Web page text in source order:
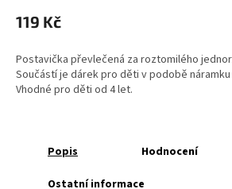
119 Kč
Postavička převlečená za roztomilého
Součástí je dárek pro děti v podobě
Vhodné pro děti od 4 let.
Popis Hodnocení
Ostatní informace